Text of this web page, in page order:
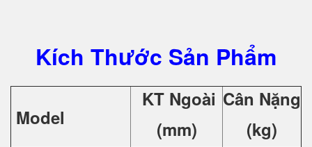
Kích Thước Sản Phẩm
Model
KT Ngoài
(mm)
Cân Nặng
(kg)